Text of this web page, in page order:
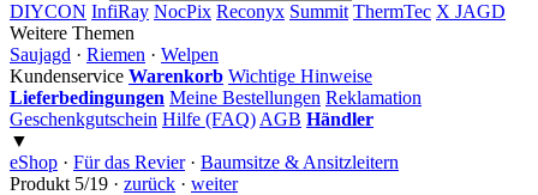
DIYCON InfiRay NocPix Reconyx Summit ThermTec X JAGD
Weitere Themen
Saujagd · Riemen · Welpen
Kundenservice Warenkorb Wichtige Hinweise
Lieferbedingungen Meine Bestellungen Reklamation
Geschenkgutschein Hilfe (FAQ) AGB Händler
▼
eShop · Für das Revier· Baumsitze & Ansitzleitern
Produkt 5/19 · zurück · weiter